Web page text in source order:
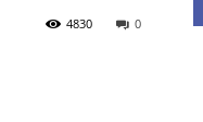
0
4830